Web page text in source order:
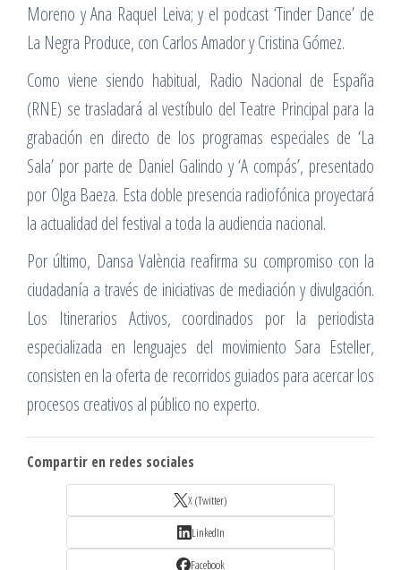
Moreno y Ana Raquel Leiva; y el podcast ‘Tinder Dance’ de
La Negra Produce, con Carlos Amador y Cristina Gómez.
Como viene siendo habitual, Radio Nacional de España
(RNE) se trasladará al vestíbulo del Teatre Principal para la
grabación en directo de los programas especiales de ‘La
Sala’ por parte de Daniel Galindo y ‘A compás’, presentado
por Olga Baeza. Esta doble presencia radiofónica proyectará
la actualidad del festival a toda la audiencia nacional.
Por último, Dansa València reafirma su compromiso con la
ciudadanía a través de iniciativas de mediación y divulgación.
Los Itinerarios Activos, coordinados por la periodista
especializada en lenguajes del movimiento Sara Esteller,
consisten en la oferta de recorridos guiados para acercar los
procesos creativos al público no experto.
Compartir en redes sociales
X (Twitter)
LinkedIn
Facebook